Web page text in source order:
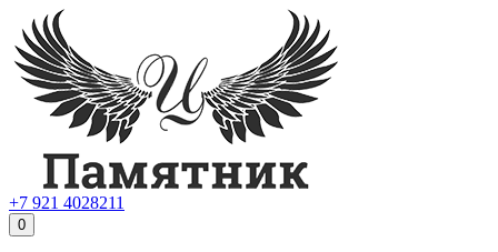
+7 921 4028211
0